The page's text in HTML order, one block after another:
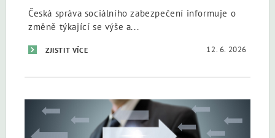
Česká správa sociálního zabezpečení informuje o
změně týkající se výše a...
ZJISTIT VÍCE 12. 6. 2026